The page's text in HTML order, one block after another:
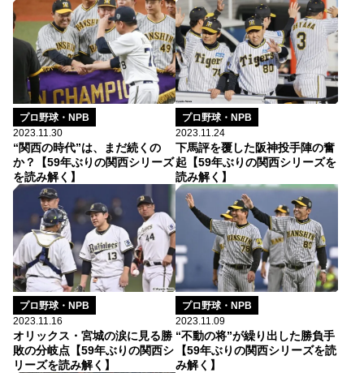
プロ野球・NPB
2023.11.30
“関西の時代”は、まだ続くの
か？【59年ぶりの関西シリーズ
を読み解く】
プロ野球・NPB
2023.11.24
下馬評を覆した阪神投手陣の奮
起【59年ぶりの関西シリーズを
読み解く】
プロ野球・NPB
2023.11.16
オリックス・宮城の涙に見る勝
敗の分岐点【59年ぶりの関西シ
リーズを読み解く】
プロ野球・NPB
2023.11.09
“不動の将”が繰り出した勝負手
【59年ぶりの関西シリーズを読
み解く】